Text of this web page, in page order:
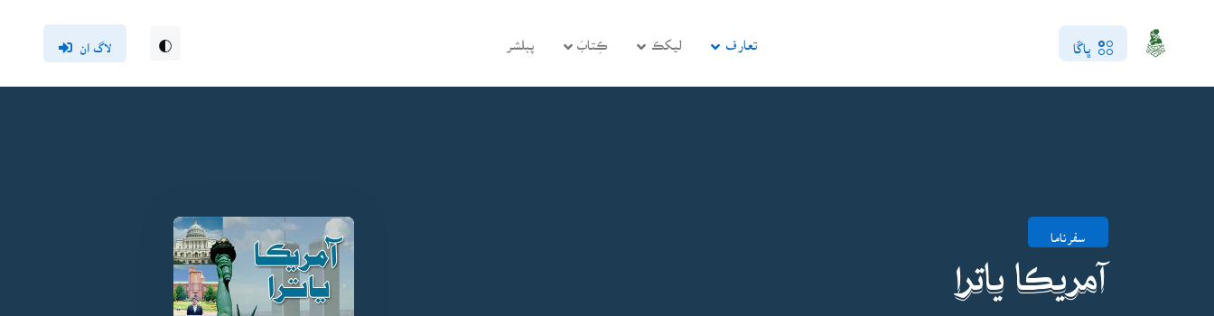
ڀاڱا تعارف ليکڪ ڪِتابَ پبلشر لاگ ان
سفرناما
آمريڪا ياترا